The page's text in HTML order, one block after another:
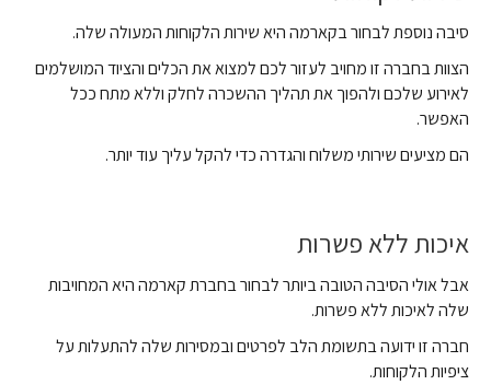
סיבה נוספת לבחור בקארמה היא שירות הלקוחות המעולה שלה.
הצוות בחברה זו מחויב לעזור לכם למצוא את הכלים והציוד המושלמים
לאירוע שלכם ולהפוך את תהליך ההשכרה לחלק וללא מתח ככל
האפשר.
הם מציעים שירותי משלוח והגדרה כדי להקל עליך עוד יותר.
איכות ללא פשרות
אבל אולי הסיבה הטובה ביותר לבחור בחברת קארמה היא המחויבות
שלה לאיכות ללא פשרות.
חברה זו ידועה בתשומת הלב לפרטים ובמסירות שלה להתעלות על
ציפיות הלקוחות.